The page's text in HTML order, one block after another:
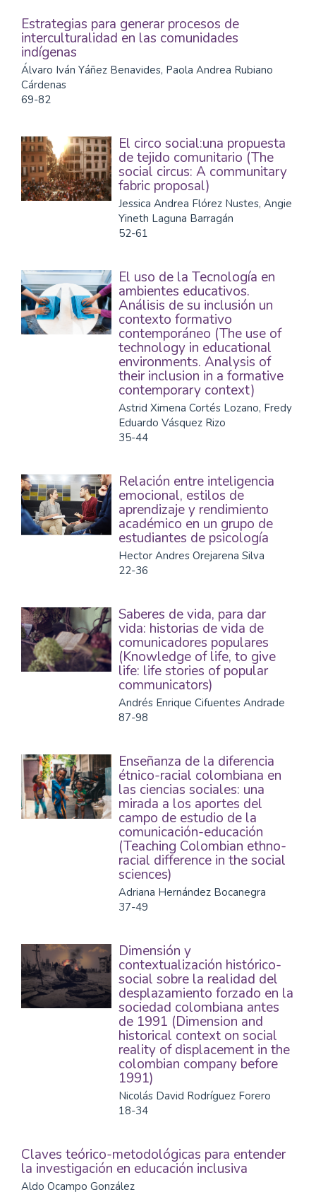
Estrategias para generar procesos de
interculturalidad en las comunidades
indígenas
Álvaro Iván Yáñez Benavides, Paola Andrea Rubiano
Cárdenas
69-82
El circo social:una propuesta
de tejido comunitario (The
social circus: A communitary
fabric proposal)
Jessica Andrea Flórez Nustes, Angie
Yineth Laguna Barragán
52-61
El uso de la Tecnología en
ambientes educativos.
Análisis de su inclusión un
contexto formativo
contemporáneo (The use of
technology in educational
environments. Analysis of
their inclusion in a formative
contemporary context)
Astrid Ximena Cortés Lozano, Fredy
Eduardo Vásquez Rizo
35-44
Relación entre inteligencia
emocional, estilos de
aprendizaje y rendimiento
académico en un grupo de
estudiantes de psicología
Hector Andres Orejarena Silva
22-36
Saberes de vida, para dar
vida: historias de vida de
comunicadores populares
(Knowledge of life, to give
life: life stories of popular
communicators)
Andrés Enrique Cifuentes Andrade
87-98
Enseñanza de la diferencia
étnico-racial colombiana en
las ciencias sociales: una
mirada a los aportes del
campo de estudio de la
comunicación-educación
(Teaching Colombian ethno-
racial difference in the social
sciences)
Adriana Hernández Bocanegra
37-49
Dimensión y
contextualización histórico-
social sobre la realidad del
desplazamiento forzado en la
sociedad colombiana antes
de 1991 (Dimension and
historical context on social
reality of displacement in the
colombian company before
1991)
Nicolás David Rodríguez Forero
18-34
Claves teórico-metodológicas para entender
la investigación en educación inclusiva
Aldo Ocampo González